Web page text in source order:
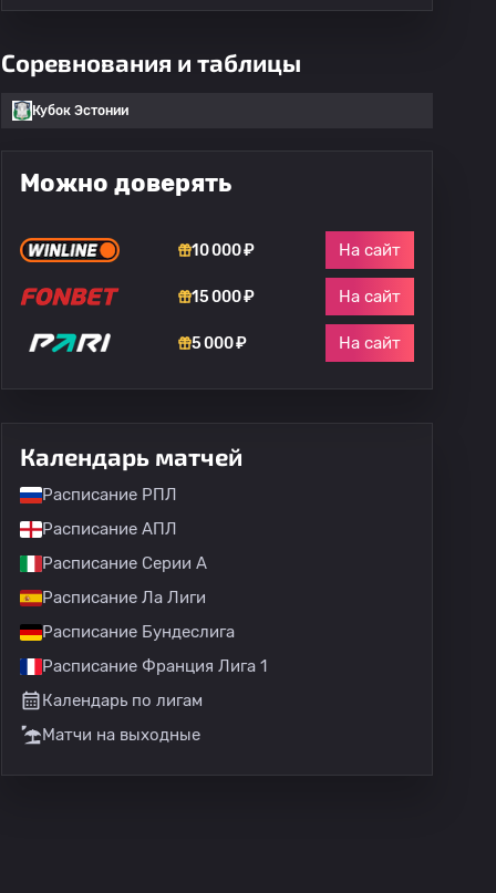
Соревнования и таблицы
Кубок Эстонии
Можно доверять
10 000 ₽ На сайт
15 000 ₽ На сайт
5 000 ₽ На сайт
Календарь матчей
Расписание РПЛ
Расписание АПЛ
Расписание Серии А
Расписание Ла Лиги
Расписание Бундеслига
Расписание Франция Лига 1
Календарь по лигам
Матчи на выходные